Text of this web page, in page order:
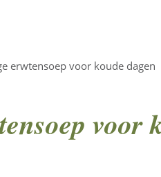
erwtensoep voor koude dagen
voor